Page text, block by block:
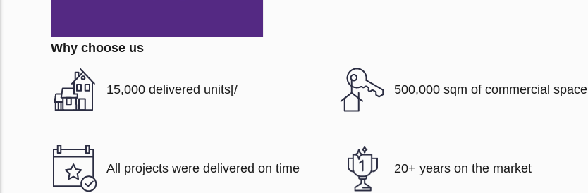
Why choose us
15,000 delivered units[/ 500,000 sqm of commercial space
All projects were delivered on time 20+ years on the market